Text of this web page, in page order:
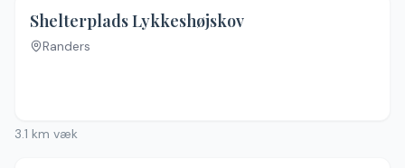
Shelterplads Lykkeshøjskov
Randers
3.1 km væk